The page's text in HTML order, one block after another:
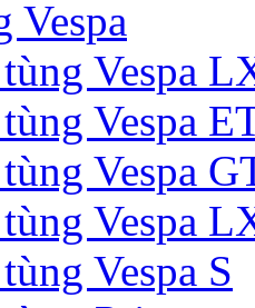
Vespa
Vespa
Vespa
Vespa
Vespa
Vespa S